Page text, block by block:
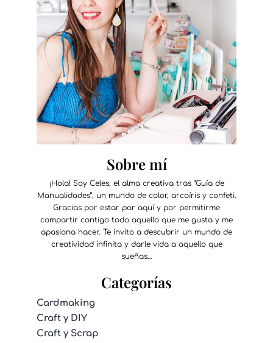
Sobre mí
¡Hola! Soy Celes, el alma creativa tras “Guía de
Manualidades”, un mundo de color, arcoíris y confeti.
Gracias por estar por aquí y por permitirme
compartir contigo todo aquello que me gusta y me
apasiona hacer. Te invito a descubrir un mundo de
creatividad infinita y darle vida a aquello que
sueñas…
Categorías
Cardmaking
Craft y DIY
Craft y Scrap